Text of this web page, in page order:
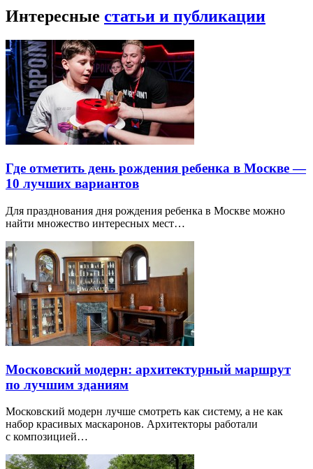
Интересные статьи и публикации
Где отметить день рождения ребенка в Москве —
10 лучших вариантов
Для празднования дня рождения ребенка в Москве можно
найти множество интересных мест…
Московский модерн: архитектурный маршрут
по лучшим зданиям
Московский модерн лучше смотреть как систему, а не как
набор красивых маскаронов. Архитекторы работали
с композицией…